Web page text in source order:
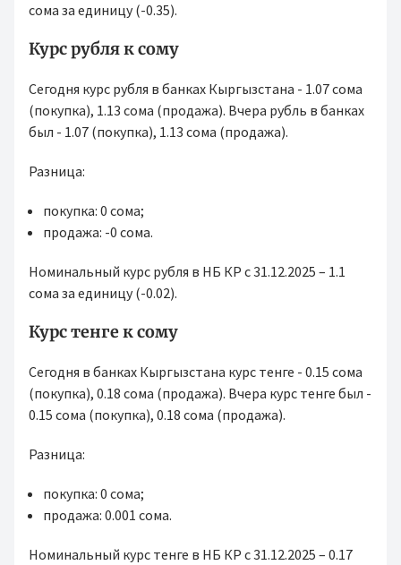
сома за единицу (-0.35).
Курс рубля к сому
Сегодня курс рубля в банках Кыргызстана - 1.07 сома
(покупка), 1.13 сома (продажа). Вчера рубль в банках
был - 1.07 (покупка), 1.13 сома (продажа).
Разница:
покупка: 0 сома;
продажа: -0 сома.
Номинальный курс рубля в НБ КР с 31.12.2025 – 1.1
сома за единицу (-0.02).
Курс тенге к сому
Сегодня в банках Кыргызстана курс тенге - 0.15 сома
(покупка), 0.18 сома (продажа). Вчера курс тенге был -
0.15 сома (покупка), 0.18 сома (продажа).
Разница:
покупка: 0 сома;
продажа: 0.001 сома.
Номинальный курс тенге в НБ КР с 31.12.2025 – 0.17